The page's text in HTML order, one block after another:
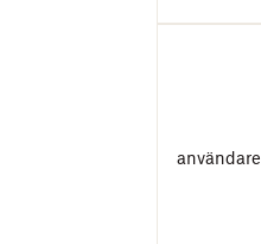
användare